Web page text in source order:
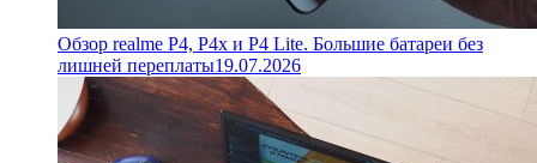
Обзор realme P4, P4x и P4 Lite. Большие батареи без
лишней переплаты19.07.2026